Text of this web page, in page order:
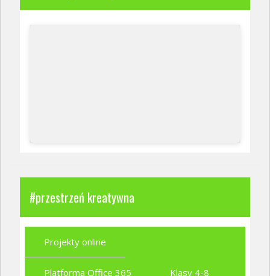
#przestrzeń kreatywna
Projekty online
Platforma Office 365 Klasy 4-8